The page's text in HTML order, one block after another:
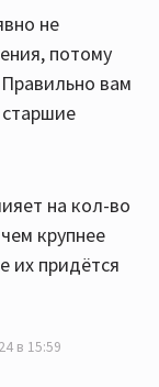
не
потому
вам
на кол-во
крупнее
их придётся
в 15:59